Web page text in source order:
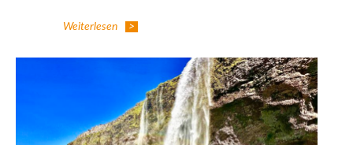
Weiterlesen